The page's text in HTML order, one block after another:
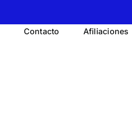
Contacto Afiliaciones